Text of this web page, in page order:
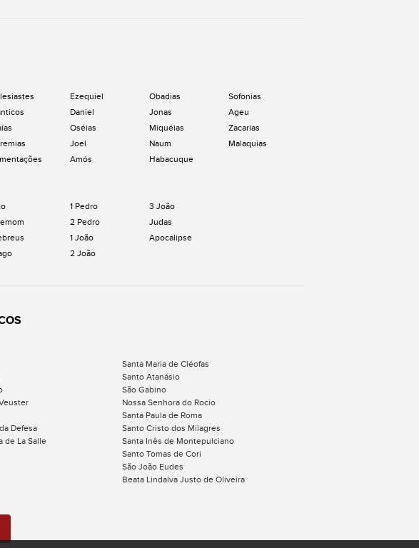
Ezequiel
Daniel
Oséias
Joel
Amós
Obadias
Jonas
Miquéias
Naum
Habacuque
Sofonias
Ageu
Zacarias
Malaquias
1 Pedro
2 Pedro
1 João
2 João
3 João
Judas
Apocalipse
Santa Maria de Cléofas
Santo Atanásio
São Gabino
Nossa Senhora do Rocio
Santa Paula de Roma
Defesa
Santo Cristo dos Milagres
de La Salle
Santa Inês de Montepulciano
Santo Tomas de Cori
São João Eudes
Beata Lindalva Justo de Oliveira